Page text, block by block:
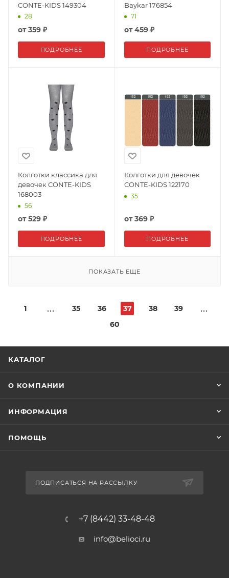
CONTE-KIDS 149304
28
от359 ₽
ПОДРОБНЕЕ
Baykar 176854
71
от459 ₽
ПОДРОБНЕЕ
Колготки классика для
девочек CONTE-KIDS
168003
56
от529 ₽
ПОДРОБНЕЕ
Колготки для девочек
CONTE-KIDS 122170
35
от369 ₽
ПОДРОБНЕЕ
ПОКАЗАТЬ ЕЩЕ
1 35 36 37 38
39
60
КАТАЛОГ
О КОМПАНИИ
ИНФОРМАЦИЯ
ПОМОЩЬ
ПОДПИСАТЬСЯ НА РАССЫЛКУ
+7 (8442) 33-48-48
info@belioci.ru